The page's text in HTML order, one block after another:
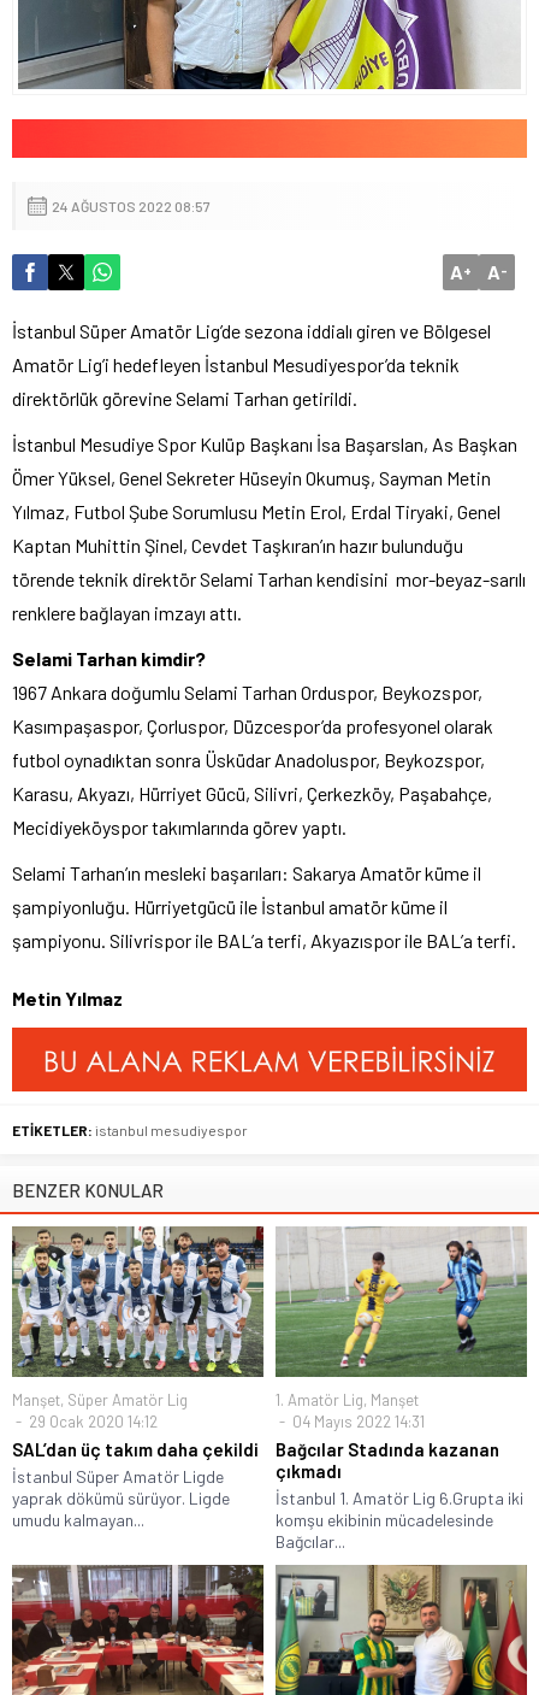
24 AĞUSTOS 2022 08:57
A+ A-
İstanbul Süper Amatör Lig’de sezona iddialı giren ve Bölgesel
Amatör Lig’i hedefleyen İstanbul Mesudiyespor’da teknik
direktörlük görevine Selami Tarhan getirildi.
İstanbul Mesudiye Spor Kulüp Başkanı İsa Başarslan, As Başkan
Ömer Yüksel, Genel Sekreter Hüseyin Okumuş, Sayman Metin
Yılmaz, Futbol Şube Sorumlusu Metin Erol, Erdal Tiryaki, Genel
Kaptan Muhittin Şinel, Cevdet Taşkıran’ın hazır bulunduğu
törende teknik direktör Selami Tarhan kendisini mor-beyaz-sarılı
renklere bağlayan imzayı attı.
Selami Tarhan kimdir?
1967 Ankara doğumlu Selami Tarhan Orduspor, Beykozspor,
Kasımpaşaspor, Çorluspor, Düzcespor’da profesyonel olarak
futbol oynadıktan sonra Üsküdar Anadoluspor, Beykozspor,
Karasu, Akyazı, Hürriyet Gücü, Silivri, Çerkezköy, Paşabahçe,
Mecidiyeköyspor takımlarında görev yaptı.
Selami Tarhan’ın mesleki başarıları: Sakarya Amatör küme il
şampiyonluğu. Hürriyetgücü ile İstanbul amatör küme il
şampiyonu. Silivrispor ile BAL’a terfi, Akyazıspor ile BAL’a terfi.
Metin Yılmaz
ETİKETLER: istanbul mesudiyespor
BENZER KONULAR
Manşet, Süper Amatör Lig
29 Ocak 2020 14:12
SAL’dan üç takım daha çekildi
İstanbul Süper Amatör Ligde
yaprak dökümü sürüyor. Ligde
umudu kalmayan...
1. Amatör Lig, Manşet
04 Mayıs 2022 14:31
Bağcılar Stadında kazanan
çıkmadı
İstanbul 1. Amatör Lig 6.Grupta iki
komşu ekibinin mücadelesinde
Bağcılar...